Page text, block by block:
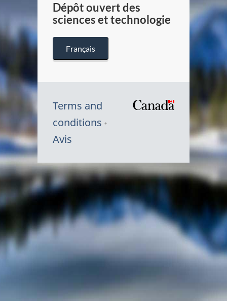
Dépôt ouvert des
sciences et technologie
Français
Terms and
conditions
Avis
Symbole
du
Canada